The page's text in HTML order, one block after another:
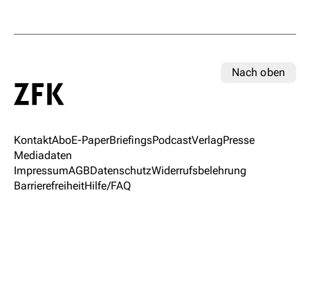
Nach oben
KontaktAboE-PaperBriefingsPodcastVerlagPresse
Mediadaten
ImpressumAGBDatenschutzWiderrufsbelehrung
BarrierefreiheitHilfe/FAQ